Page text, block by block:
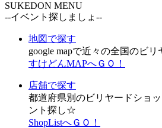
SUKEDON MENU
--イベント探しましょ--
地図で探す
google mapで近々の全国のビ
すけどんMAPへＧＯ！
店舗で探す
都道府県別のビリヤードショ
ント探し☆
ShopListへＧＯ！